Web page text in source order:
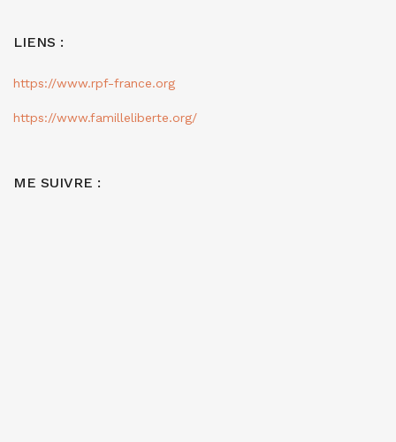
LIENS :
https://www.rpf-france.org
https://www.familleliberte.org/
ME SUIVRE :